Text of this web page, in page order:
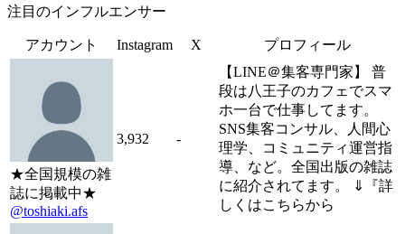
注目のインフルエンサー
アカウント Instagram X プロフィール
★全国規模の雑
誌に掲載中★
@toshiaki.afs
3,932 -
【LINE＠集客専門家】 普
段は八王子のカフェでスマ
ホ一台で仕事してます。
SNS集客コンサル、人間心
理学、コミュニティ運営指
導、など。全国出版の雑誌
に紹介されてます。 ⇓『詳
しくはこちらから